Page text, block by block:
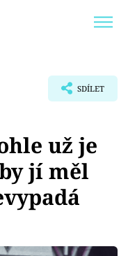
SDÍLET
už je
jí měl